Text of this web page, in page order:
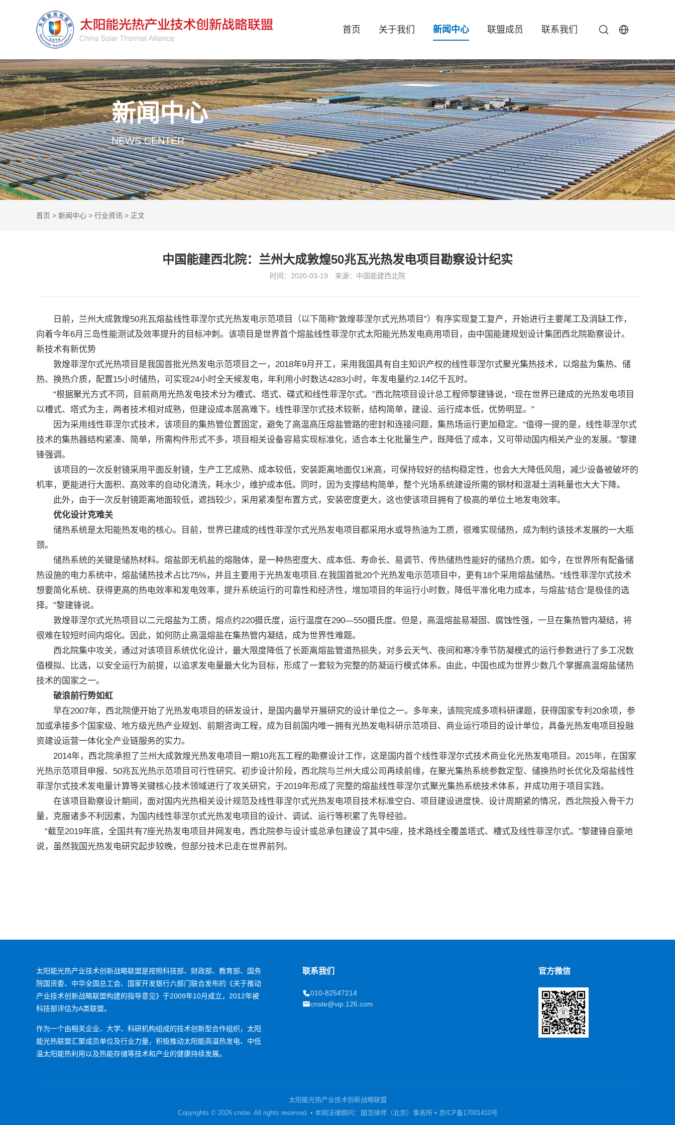
首页 关于我们 新闻中心 联盟成员 联系我们
新闻中心
NEWS CENTER
首页 > 新闻中心 > 行业资讯 > 正文
中国能建西北院：兰州大成敦煌50兆瓦光热发电项目勘察设计纪实
时间：2020-03-19 来源：中国能建西北院
日前，兰州大成敦煌50兆瓦熔盐线性菲涅尔式光热发电示范项目（以下简称“敦煌菲涅尔式光热项目”）有序实现复工复产，开始进行主要尾工及消缺工作，
向着今年6月三岛性能测试及效率提升的目标冲刺。该项目是世界首个熔盐线性菲涅尔式太阳能光热发电商用项目，由中国能建规划设计集团西北院勘察设计。
新技术有新优势
敦煌菲涅尔式光热项目是我国首批光热发电示范项目之一，2018年9月开工，采用我国具有自主知识产权的线性菲涅尔式聚光集热技术，以熔盐为集热、储
热、换热介质，配置15小时储热，可实现24小时全天候发电，年利用小时数达4283小时，年发电量约2.14亿千瓦时。
“根据聚光方式不同，目前商用光热发电技术分为槽式、塔式、碟式和线性菲涅尔式。”西北院项目设计总工程师黎建锋说，“现在世界已建成的光热发电项目
以槽式、塔式为主，两者技术相对成熟，但建设成本居高难下。线性菲涅尔式技术较新，结构简单，建设、运行成本低，优势明显。”
因为采用线性菲涅尔式技术，该项目的集热管位置固定，避免了高温高压熔盐管路的密封和连接问题，集热场运行更加稳定。“值得一提的是，线性菲涅尔式
技术的集热器结构紧凑、简单，所需构件形式不多，项目相关设备容易实现标准化，适合本土化批量生产，既降低了成本，又可带动国内相关产业的发展。”黎建
锋强调。
该项目的一次反射镜采用平面反射镜，生产工艺成熟、成本较低，安装距离地面仅1米高，可保持较好的结构稳定性，也会大大降低风阻，减少设备被破坏的
机率，更能进行大面积、高效率的自动化清洗，耗水少，维护成本低。同时，因为支撑结构简单，整个光场系统建设所需的钢材和混凝土消耗量也大大下降。
此外，由于一次反射镜距离地面较低，遮挡较少，采用紧凑型布置方式，安装密度更大，这也使该项目拥有了极高的单位土地发电效率。
优化设计克难关
储热系统是太阳能热发电的核心。目前，世界已建成的线性菲涅尔式光热发电项目都采用水或导热油为工质，很难实现储热，成为制约该技术发展的一大瓶
颈。
储热系统的关键是储热材料。熔盐即无机盐的熔融体，是一种热密度大、成本低、寿命长、易调节、传热储热性能好的储热介质。如今，在世界所有配备储
热设施的电力系统中，熔盐储热技术占比75%，并且主要用于光热发电项目.在我国首批20个光热发电示范项目中，更有18个采用熔盐储热。“线性菲涅尔式技术
想要简化系统、获得更高的热电效率和发电效率，提升系统运行的可靠性和经济性，增加项目的年运行小时数，降低平准化电力成本，与熔盐‘结合’是极佳的选
择。”黎建锋说。
敦煌菲涅尔式光热项目以二元熔盐为工质，熔点约220摄氏度，运行温度在290—550摄氏度。但是，高温熔盐易凝固、腐蚀性强，一旦在集热管内凝结，将
很难在较短时间内熔化。因此，如何防止高温熔盐在集热管内凝结，成为世界性难题。
西北院集中攻关，通过对该项目系统优化设计，最大限度降低了长距离熔盐管道热损失，对多云天气、夜间和寒冷季节防凝模式的运行参数进行了多工况数
值模拟、比选，以安全运行为前提，以追求发电量最大化为目标，形成了一套较为完整的防凝运行模式体系。由此，中国也成为世界少数几个掌握高温熔盐储热
技术的国家之一。
破浪前行势如虹
早在2007年，西北院便开始了光热发电项目的研发设计，是国内最早开展研究的设计单位之一。多年来，该院完成多项科研课题，获得国家专利20余项，参
加或承接多个国家级、地方级光热产业规划、前期咨询工程，成为目前国内唯一拥有光热发电科研示范项目、商业运行项目的设计单位，具备光热发电项目投融
资建设运营一体化全产业链服务的实力。
2014年，西北院承担了兰州大成敦煌光热发电项目一期10兆瓦工程的勘察设计工作，这是国内首个线性菲涅尔式技术商业化光热发电项目。2015年，在国家
光热示范项目申报、50兆瓦光热示范项目可行性研究、初步设计阶段，西北院与兰州大成公司再续前缘，在聚光集热系统参数定型、储换热时长优化及熔盐线性
菲涅尔式技术发电量计算等关键核心技术领域进行了攻关研究，于2019年形成了完整的熔盐线性菲涅尔式聚光集热系统技术体系，并成功用于项目实践。
在该项目勘察设计期间，面对国内光热相关设计规范及线性菲涅尔式光热发电项目技术标准空白、项目建设进度快、设计周期紧的情况，西北院投入骨干力
量，克服诸多不利因素，为国内线性菲涅尔式光热发电项目的设计、调试、运行等积累了先导经验。
“截至2019年底，全国共有7座光热发电项目并网发电，西北院参与设计或总承包建设了其中5座，技术路线全覆盖塔式、槽式及线性菲涅尔式。”黎建锋自豪地
说，虽然我国光热发电研究起步较晚，但部分技术已走在世界前列。
太阳能光热产业技术创新战略联盟是按照科技部、财政部、教育部、国务
院国资委、中华全国总工会、国家开发银行六部门联合发布的《关于推动
产业技术创新战略联盟构建的指导意见》于2009年10月成立，2012年被
科技部评估为A类联盟。
作为一个由相关企业、大学、科研机构组成的技术创新型合作组织，太阳
能光热联盟汇聚成员单位及行业力量，积极推动太阳能高温热发电、中低
温太阳能热利用以及热能存储等技术和产业的健康持续发展。
联系我们
010-82547214
cnste@vip.126.com
官方微信
太阳能光热产业技术创新战略联盟
Copyrights © 2026 cnste. All rights reserved. • 本网法律顾问：国浩律师（北京）事务所 • 京ICP备17001410号